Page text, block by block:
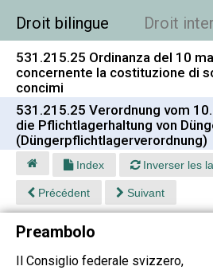
Droit bilingue Droit
531.215.25 Ordinanza del 10
concernente la costituzione di
concimi
531.215.25 Verordnung vom
die Pflichtlagerhaltung von
(Düngerpflichtlagerverordnung)
Index Inverser les
Précédent Suivant
Preambolo
Il Consiglio federale svizzero,